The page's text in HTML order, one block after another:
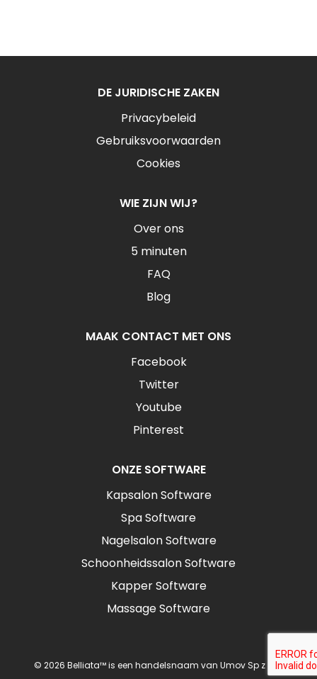
DE JURIDISCHE ZAKEN
Privacybeleid
Gebruiksvoorwaarden
Cookies
WIE ZIJN WIJ?
Over ons
5 minuten
FAQ
Blog
MAAK CONTACT MET ONS
Facebook
Twitter
Youtube
Pinterest
ONZE SOFTWARE
Kapsalon Software
Spa Software
Nagelsalon Software
Schoonheidssalon Software
Kapper Software
Massage Software
© 2026 Belliata™ is een handelsnaam van Umov Sp z o.o.